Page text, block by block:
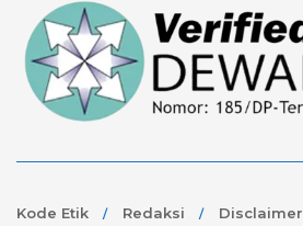
Kode Etik Redaksi Disclaimer